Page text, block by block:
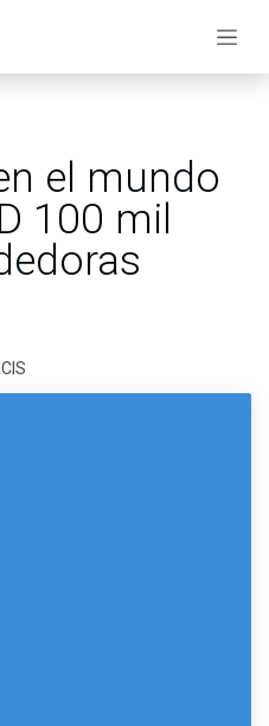
el mundo
100 mil